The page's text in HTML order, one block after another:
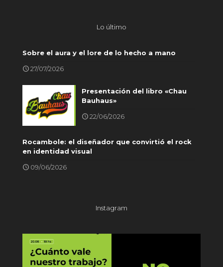
Lo último
Sobre el aura y el lore de lo hecho a mano
27/07/2026
Presentación del libro «Chau
Bauhaus»
22/06/2026
Rocambole: el diseñador que convirtió el rock
en identidad visual
09/06/2026
Instagram